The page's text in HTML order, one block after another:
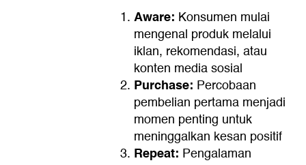
Aware: Konsumen mulai
mengenal produk melalui
iklan, rekomendasi, atau
konten media sosial
Purchase: Percobaan
pembelian pertama menjadi
momen penting untuk
meninggalkan kesan positif
Repeat: Pengalaman